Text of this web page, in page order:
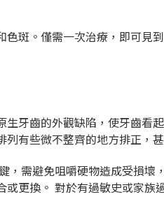
斑。僅需一次治療，即可見
牙齒的外觀缺陷，使牙齒看
有些微不整齊的地方排正，
需避免咀嚼硬物造成受損壞
更換。 對於有過敏史或家族